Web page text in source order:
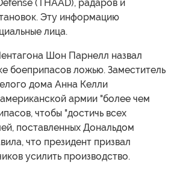
(THAAD), радаров и
Эту информацию
лица.
Шон Парнелл назвал
боеприпасов ложью. Заместитель
дома Анна Келли
армии "более чем
чтобы "достичь всех
поставленных Дональдом
что президент призвал
усилить производство.